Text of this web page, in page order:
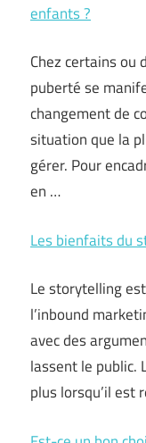
enfants ?
Chez certains ou
puberté se
changement de
situation que la
gérer. Pour
en …
Les bienfaits du
Le storytelling
l’inbound
avec des
lassent le public.
plus lorsqu’il est